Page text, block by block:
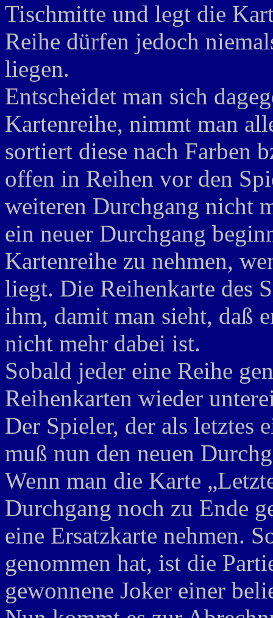
Tischmitte und legt die
Reihe dürfen jedoch
liegen.
Entscheidet man sich
Kartenreihe, nimmt man
sortiert diese nach Farben
offen in Reihen vor den
weiteren Durchgang nicht
ein neuer Durchgang
Kartenreihe zu nehmen,
liegt. Die Reihenkarte des
ihm, damit man sieht, daß
nicht mehr dabei ist.
Sobald jeder eine Reihe
Reihenkarten wieder
Der Spieler, der als letztes
muß nun den neuen
Wenn man die Karte
Durchgang noch zu Ende
eine Ersatzkarte nehmen.
genommen hat, ist die
gewonnene Joker einer